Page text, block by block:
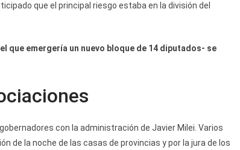
que el principal riesgo estaba en la división del
que emergería un nuevo bloque de 14 diputados- se
con la administración de Javier Milei. Varios
de la noche de las casas de provincias y por la jura de los